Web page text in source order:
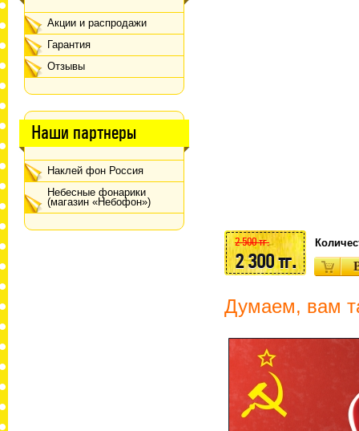
Акции и распродажи
Гарантия
Отзывы
Наши партнеры
Наклей фон Россия
Небесные фонарики
(магазин «Небофон»)
2 500 тг.
2 300 тг.
Думаем, вам